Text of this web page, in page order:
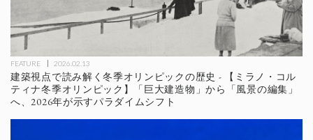
FEATURE 2026.02.13
建築視点で読み解く冬季オリンピックの歴史 - 【ミラノ・コル
ティナ冬季オリンピック】「巨大建造物」から「風景の編集」
へ、2026年が示すパラダイムシフト